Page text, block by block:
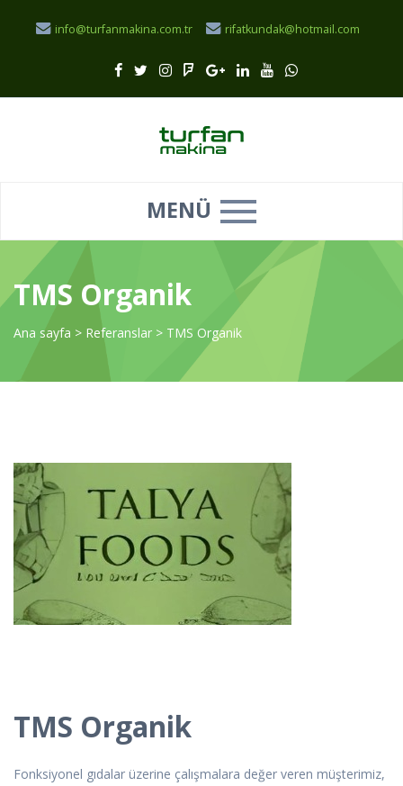
info@turfanmakina.com.tr rifatkundak@hotmail.com
MENÜ
TMS Organik
Ana sayfa > Referanslar > TMS Organik
TMS Organik
Fonksiyonel gıdalar üzerine çalışmalara değer veren müşterimiz,